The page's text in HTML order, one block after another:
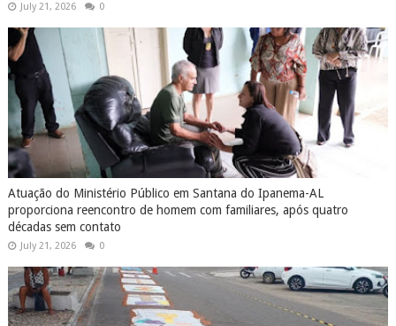
July 21, 2026 0
Atuação do Ministério Público em Santana do Ipanema-AL
proporciona reencontro de homem com familiares, após quatro
décadas sem contato
July 21, 2026 0